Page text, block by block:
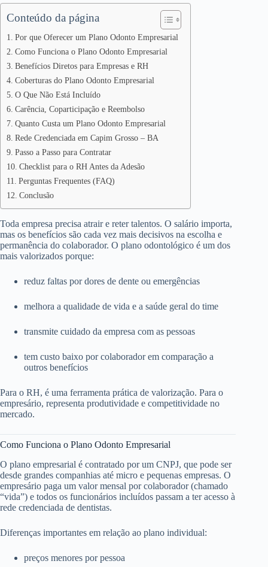
Conteúdo da página
Por que Oferecer um Plano Odonto Empresarial
Como Funciona o Plano Odonto Empresarial
Benefícios Diretos para Empresas e RH
Coberturas do Plano Odonto Empresarial
O Que Não Está Incluído
Carência, Coparticipação e Reembolso
Quanto Custa um Plano Odonto Empresarial
Rede Credenciada em Capim Grosso – BA
Passo a Passo para Contratar
Checklist para o RH Antes da Adesão
Perguntas Frequentes (FAQ)
Conclusão
Toda empresa precisa atrair e reter talentos. O salário importa,
mas os benefícios são cada vez mais decisivos na escolha e
permanência do colaborador. O plano odontológico é um dos
mais valorizados porque:
reduz faltas por dores de dente ou emergências
melhora a qualidade de vida e a saúde geral do time
transmite cuidado da empresa com as pessoas
tem custo baixo por colaborador em comparação a
outros benefícios
Para o RH, é uma ferramenta prática de valorização. Para o
empresário, representa produtividade e competitividade no
mercado.
Como Funciona o Plano Odonto Empresarial
O plano empresarial é contratado por um CNPJ, que pode ser
desde grandes companhias até micro e pequenas empresas. O
empresário paga um valor mensal por colaborador (chamado
“vida”) e todos os funcionários incluídos passam a ter acesso à
rede credenciada de dentistas.
Diferenças importantes em relação ao plano individual:
preços menores por pessoa